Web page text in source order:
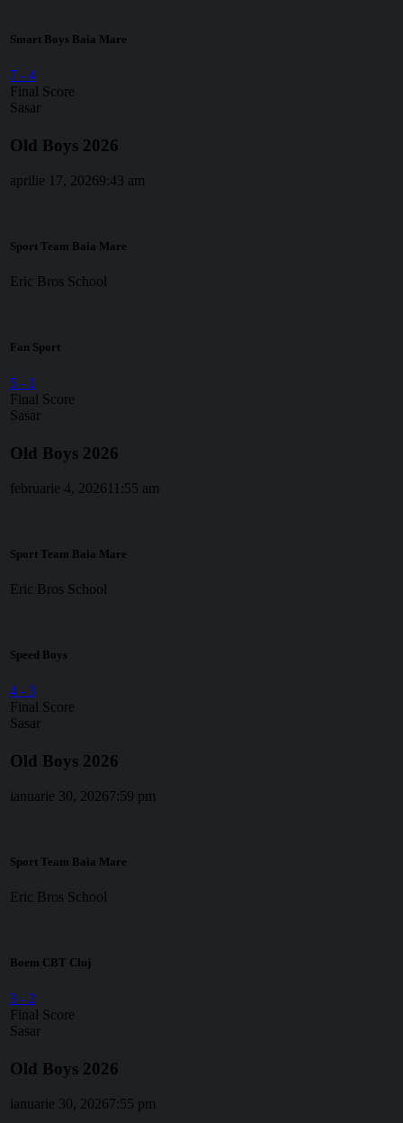
Smart Boys Baia Mare
7 - 4
Final Score
Sasar
Old Boys 2026
aprilie 17, 20269:43 am
Sport Team Baia Mare
Eric Bros School
Fan Sport
5 - 1
Final Score
Sasar
Old Boys 2026
februarie 4, 2026 11:55 am
Sport Team Baia Mare
Eric Bros School
Speed Boys
4 - 3
Final Score
Sasar
Old Boys 2026
ianuarie 30, 20267:59 pm
Sport Team Baia Mare
Eric Bros School
Boem CBT Cluj
3 - 2
Final Score
Sasar
Old Boys 2026
ianuarie 30, 20267:55 pm